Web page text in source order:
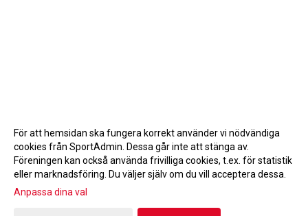
Gå till Webbversion
För att hemsidan ska fungera korrekt använder vi nödvändiga
cookies från SportAdmin. Dessa går inte att stänga av.
Föreningen kan också använda frivilliga cookies, t.ex. för statistik
eller marknadsföring. Du väljer själv om du vill acceptera dessa.
Anpassa dina val